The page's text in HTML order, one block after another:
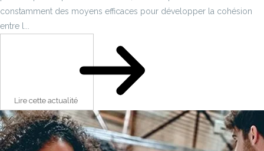
constamment des moyens efficaces pour développer la cohésion
entre l...
Lire cette actualité